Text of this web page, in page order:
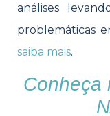
análises
problemáticas
saiba mais.
Conheça